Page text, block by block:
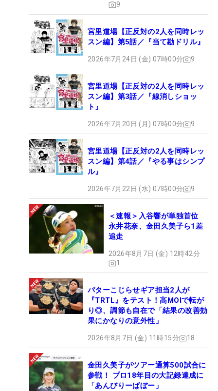
9
宮里道場【正反対の2人を同時レッ
スン編】第5話／『当て勘ドリル』
2026年7月24日 (金) 07時00分 9
宮里道場【正反対の2人を同時レッ
スン編】第3話／『線消しショッ
ト』
2026年7月20日 (月) 07時00分 9
宮里道場【正反対の2人を同時レッ
スン編】第4話／『やる事はシンプ
ル』
2026年7月22日 (水) 07時00分 9
＜速報＞入谷響が単独首位
永井花奈、金田久美子ら1差
追走
2026年8月7日 (金) 12時42分
1
パターこじらせギア担当2人が
『TRTL』をテスト！高MOIで転が
り◎、調節も自在で「結果の改善効
果にかなりの意外性」
2026年8月7日 (金) 11時15分 18
金田久美子がツアー通算500試合に
参戦！ プロ18年目の大記録達成に
「あんびりーばぼー」